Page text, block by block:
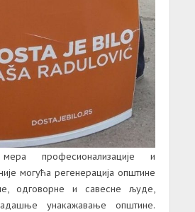
професионализације и
могућа регенерација општине
одговорне и савесне људе,
унакажавање општине.